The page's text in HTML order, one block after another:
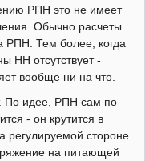
РПН это не имеет
Обычно расчеты
РПН. Тем более, когда
НН отсутствует -
вообще ни на что.
По идее, РПН сам по
- он крутится в
регулируемой стороне
на питающей